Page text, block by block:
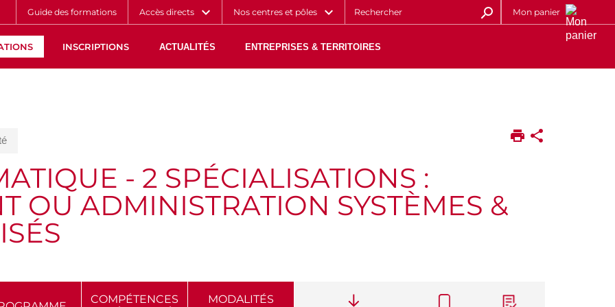
Aller
Navigation
Accès
Connexion
Guide des formations Accès directs Nos centres et pôles Mon panier
INSCRIPTIONS ACTUALITÉS ENTREPRISES & TERRITOIRES
- 2 SPÉCIALISATIONS :
OU ADMINISTRATION SYSTÈMES &
COMPÉTENCES
MODALITÉS
CALL